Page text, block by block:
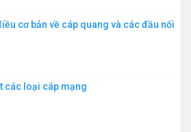
cơ bản về cáp quang và các đầu nối
các loại cáp mạng